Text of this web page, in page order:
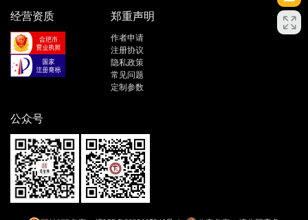
经营资质 郑重声明
作者申请
注册协议
隐私政策
常见问题
定制参数
公众号